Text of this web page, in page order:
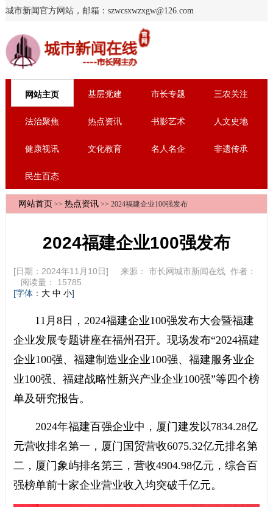
城市新闻官方网站，邮箱：szwcsxwzxgw@126.com
网站主页 基层党建 市长专题 三农关注
法治聚焦 热点资讯 书影艺术 人文史地
健康视讯 文化教育 名人名企 非遗传承
民生百态
网站首页 >> 热点资讯>> 2024福建企业100强发布
2024福建企业100强发布
[日期：2024年11月10日] 来源： 市长网城市新闻在线作者：
阅读量： 15785
[字体： 大 中 小]
11月8日，2024福建企业100强发布大会暨福建
企业发展专题讲座在福州召开。现场发布“2024福建
企业100强、福建制造业企业100强、福建服务业企
业100强、福建战略性新兴产业企业100强”等四个榜
单及研究报告。
2024年福建百强企业中，厦门建发以7834.28亿
元营收排名第一，厦门国贸营收6075.32亿元排名第
二，厦门象屿排名第三，营收4904.98亿元，综合百
强榜单前十家企业营业收入均突破千亿元。